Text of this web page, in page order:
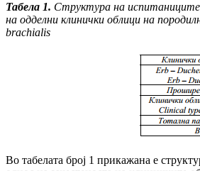
Табела 1. Структура на
на одделни клинички облици на
brachialis
Во табелата број 1 прикажана е